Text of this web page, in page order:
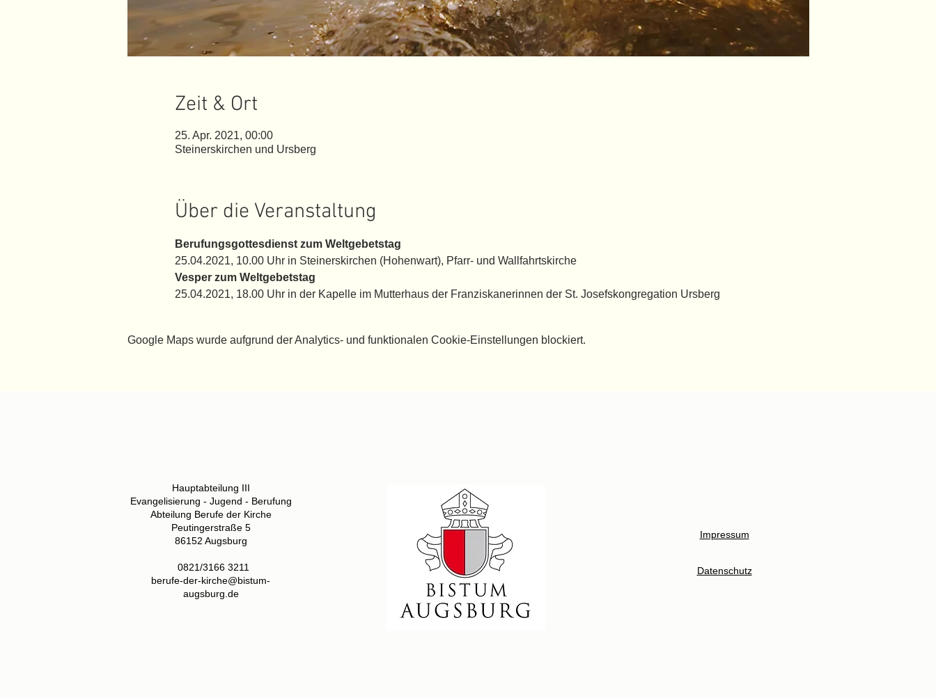
Zeit & Ort
25. Apr. 2021, 00:00
Steinerskirchen und Ursberg
Über die Veranstaltung
Berufungsgottesdienst zum Weltgebetstag
25.04.2021, 10.00 Uhr in Steinerskirchen (Hohenwart), Pfarr- und Wallfahrtskirche
Vesper zum Weltgebetstag
25.04.2021, 18.00 Uhr in der Kapelle im Mutterhaus der Franziskanerinnen der St. Josefskongregation Ursberg
Google Maps wurde aufgrund der Analytics- und funktionalen Cookie-Einstellungen blockiert.
Hauptabteilung III
Evangelisierung - Jugend - Berufung
Abteilung Berufe der Kirche
Peutingerstraße 5
86152 Augsburg
0821/3166 3211
berufe-der-kirche@bistum-
augsburg.de
Impressum
Datenschutz